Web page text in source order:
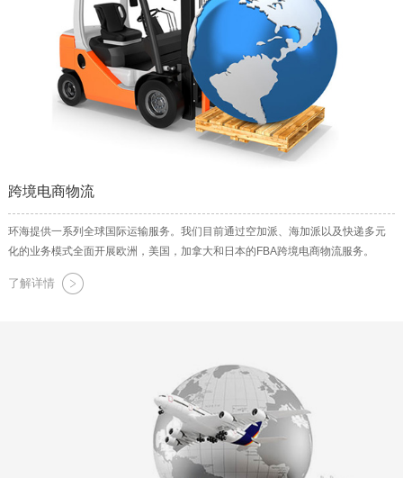
跨境电商物流
环海提供一系列全球国际运输服务。我们目前通过空加派、海加派以及快递多元
化的业务模式全面开展欧洲，美国，加拿大和日本的FBA跨境电商物流服务。
了解详情